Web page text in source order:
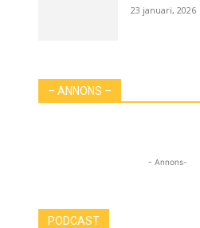
23 januari, 2026
– ANNONS –
- Annons-
PODCAST